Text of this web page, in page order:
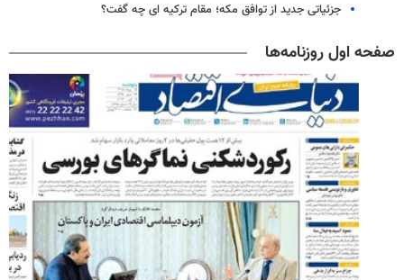
جزئیاتی جدید از توافق مکه؛ مقام ترکیه ای چه گفت؟
صفحه اول روزنامه‌ها